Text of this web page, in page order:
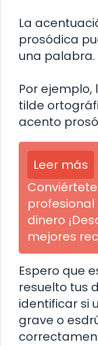
La
prosódica
una palabra.
Por ejemplo,
tilde
acento
Leer más
dinero
mejores
Espero que
resuelto tus
identificar si
grave o